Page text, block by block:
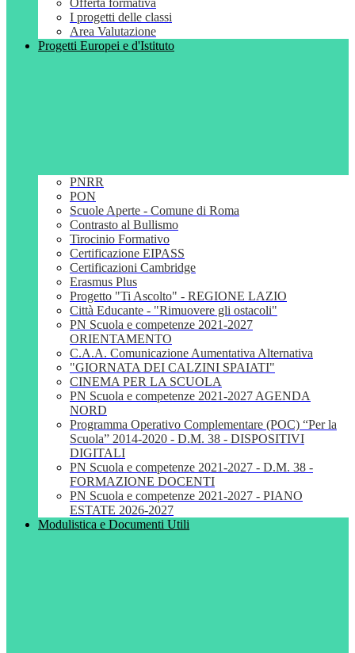
Offerta formativa
I progetti delle classi
Area Valutazione
Progetti Europei e d'Istituto
PNRR
PON
Scuole Aperte - Comune di Roma
Contrasto al Bullismo
Tirocinio Formativo
Certificazione EIPASS
Certificazioni Cambridge
Erasmus Plus
Progetto "Ti Ascolto" - REGIONE LAZIO
Città Educante - "Rimuovere gli ostacoli"
PN Scuola e competenze 2021-2027
ORIENTAMENTO
C.A.A. Comunicazione Aumentativa Alternativa
"GIORNATA DEI CALZINI SPAIATI"
CINEMA PER LA SCUOLA
PN Scuola e competenze 2021-2027 AGENDA
NORD
Programma Operativo Complementare (POC) “Per la
Scuola” 2014-2020 - D.M. 38 - DISPOSITIVI
DIGITALI
PN Scuola e competenze 2021-2027 - D.M. 38 -
FORMAZIONE DOCENTI
PN Scuola e competenze 2021-2027 - PIANO
ESTATE 2026-2027
Modulistica e Documenti Utili